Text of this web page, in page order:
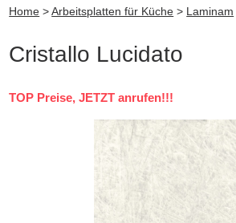
Home >Arbeitsplatten für Küche > Laminam
Cristallo Lucidato
TOP Preise, JETZT anrufen!!!